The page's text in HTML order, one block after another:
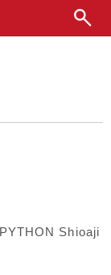
Shioaji